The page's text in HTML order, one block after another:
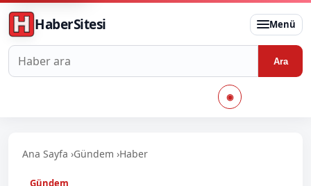
HaberSitesi Menü
Haberlerde ara
Ara
◉
Ana Sayfa ›Gündem ›Haber
Gündem